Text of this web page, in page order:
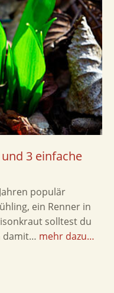
3 einfache
populär
ein Renner in
solltest du
damit… mehr dazu…